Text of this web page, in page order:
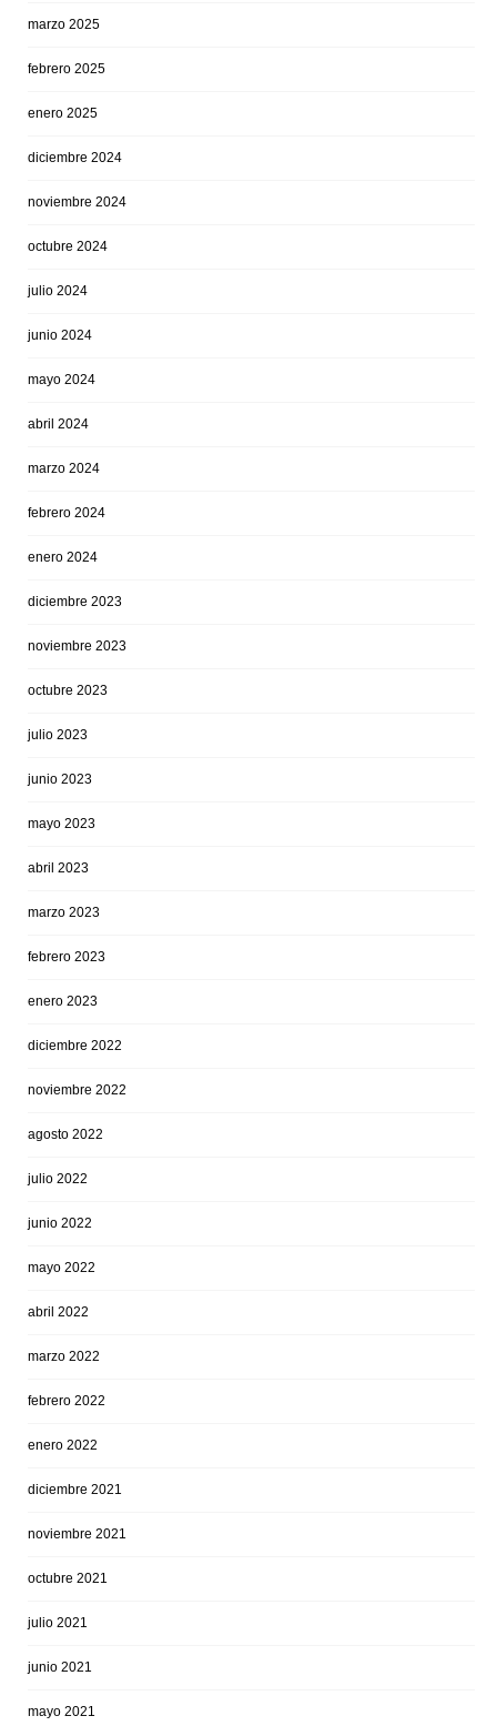
marzo 2025
febrero 2025
enero 2025
diciembre 2024
noviembre 2024
octubre 2024
julio 2024
junio 2024
mayo 2024
abril 2024
marzo 2024
febrero 2024
enero 2024
diciembre 2023
noviembre 2023
octubre 2023
julio 2023
junio 2023
mayo 2023
abril 2023
marzo 2023
febrero 2023
enero 2023
diciembre 2022
noviembre 2022
agosto 2022
julio 2022
junio 2022
mayo 2022
abril 2022
marzo 2022
febrero 2022
enero 2022
diciembre 2021
noviembre 2021
octubre 2021
julio 2021
junio 2021
mayo 2021